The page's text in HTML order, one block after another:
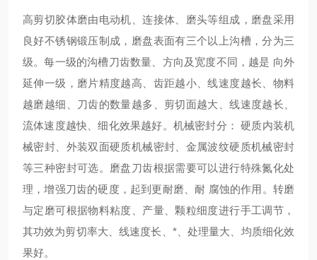
高剪切胶体磨由电动机、连接体、磨头等组成，磨盘采用
良好不锈钢锻压制成，磨盘表面有三个以上沟槽，分为三
级。每一级的沟槽刀齿数量、方向及宽度不同，越是 向外
延伸一级，磨片精度越高、齿距越小、线速度越长、物料
越磨越细、刀齿的数量越多、剪切面越大、线速度越长、
流体速度越快、细化效果越好。机械密封分： 硬质内装机
械密封、外装双面硬质机械密封、金属波纹硬质机械密封
等三种密封可选。磨盘刀齿根据需要可以进行特殊氮化处
理，增强刀齿的硬度，起到更耐磨、耐 腐蚀的作用。转磨
与定磨可根据物料粘度、产量、颗粒细度进行手工调节，
其功效为剪切率大、线速度长、*、处理量大、均质细化效
果好。